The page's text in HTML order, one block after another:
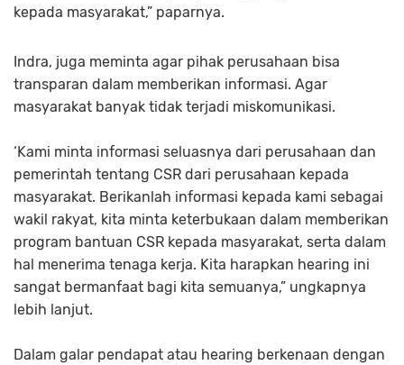
kepada masyarakat,” paparnya.
Indra, juga meminta agar pihak perusahaan bisa
transparan dalam memberikan informasi. Agar
masyarakat banyak tidak terjadi miskomunikasi.
‘Kami minta informasi seluasnya dari perusahaan dan
pemerintah tentang CSR dari perusahaan kepada
masyarakat. Berikanlah informasi kepada kami sebagai
wakil rakyat, kita minta keterbukaan dalam memberikan
program bantuan CSR kepada masyarakat, serta dalam
hal menerima tenaga kerja. Kita harapkan hearing ini
sangat bermanfaat bagi kita semuanya,” ungkapnya
lebih lanjut.
Dalam galar pendapat atau hearing berkenaan dengan